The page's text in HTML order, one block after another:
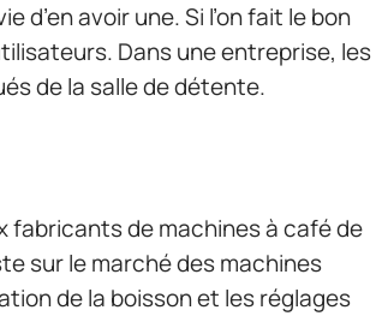
d’en avoir une. Si l’on fait le bon
Dans une entreprise, les
de la salle de détente.
fabricants de machines à café de
sur le marché des machines
de la boisson et les réglages